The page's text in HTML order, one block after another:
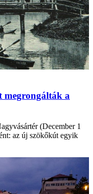
megrongálták a
(December 1
az új szökőkút egyik